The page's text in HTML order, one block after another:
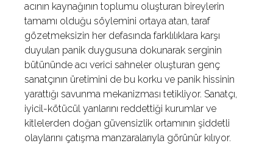
acının kaynağının toplumu oluşturan bireylerin
tamamı olduğu söylemini ortaya atan, taraf
gözetmeksizin her defasında farklılıklara karşı
duyulan panik duygusuna dokunarak serginin
bütününde acı verici sahneler oluşturan genç
sanatçının üretimini de bu korku ve panik hissinin
yarattığı savunma mekanizması tetikliyor. Sanatçı,
iyicil-kötücül yanlarını reddettiği kurumlar ve
kitlelerden doğan güvensizlik ortamının şiddetli
olaylarını çatışma manzaralarıyla görünür kılıyor.